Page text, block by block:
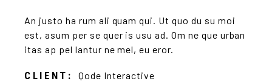
An justo ha rum ali quam qui. Ut quo du su moi
est, asum per se quer is usu ad. Om ne que urban
itas ap pel lantur ne mel, eu eror.
CLIENT: Qode Interactive